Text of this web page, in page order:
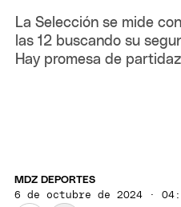
La Selección se mide
las 12 buscando su
Hay promesa de
MDZ DEPORTES
6 de octubre de 2024 ·